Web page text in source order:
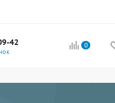
42 0